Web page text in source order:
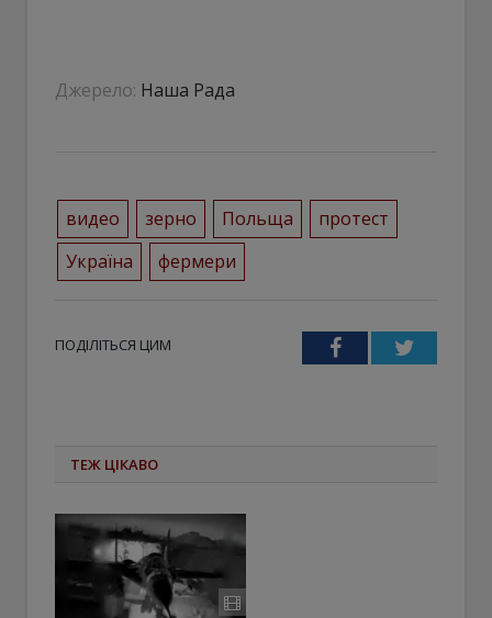
Джерело: Наша Рада
видео зерно Польща
протест
Україна
фермери
ПОДІЛІТЬСЯ ЦИМ FacebookTwitter
ТЕЖ ЦІКАВО